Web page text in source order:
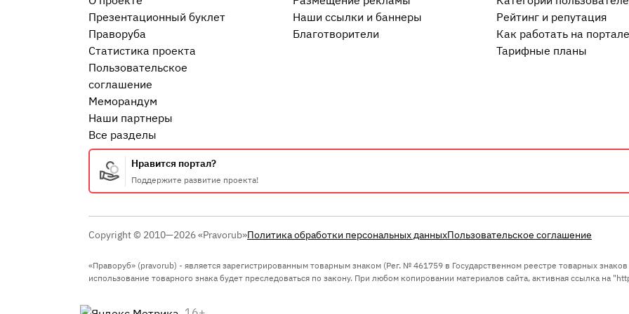
Презентационный букл​ет
Праворуба
Статистика проекта
Пользовательское
соглашение
Меморандум
Наши партнеры
Все разделы
Наши ссылки и баннеры
Благотворители
Рейтинг и репутация
Как работать на портале
Тарифные планы
Нравится портал?
Поддержите развитие проекта!
Copyright © 2010—2026 «Pravorub»Политика обработки персональных данныхПользовательское соглашение
«Праворуб» (pravorub) - является зарегистрированным товарным знаком (Рег. № 461759 в Государственном реестре товарных
использование товарного знака будет преследоваться по закону. При любом копировании материалов сайта, активная ссылка на